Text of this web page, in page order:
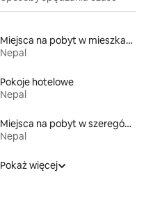
Miejsca na pobyt w mieszkaniach typu condo
Nepal
Pokoje hotelowe
Nepal
Miejsca na pobyt w szeregówkach
Nepal
Pokaż więcej